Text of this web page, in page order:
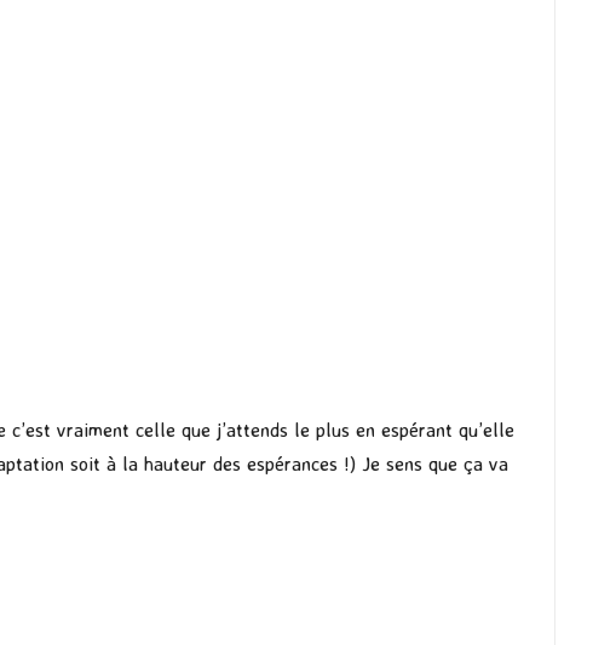
c’est vraiment celle que j’attends le plus en espérant qu’elle
soit à la hauteur des espérances !) Je sens que ça va